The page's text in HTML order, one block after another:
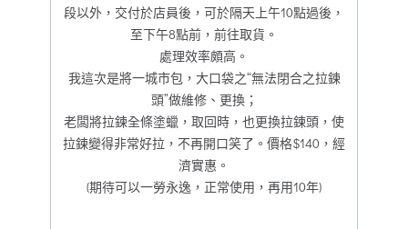
段以外，交付於店員後，可於隔天上午10點過後，
至下午8點前，前往取貨。
處理效率頗高。
我這次是將一城市包，大口袋之“無法閉合之拉鍊
頭”做維修、更換；
老闆將拉鍊全條塗蠟，取回時，也更換拉鍊頭，使
拉鍊變得非常好拉，不再開口笑了。價格$140，經
濟實惠。
(期待可以一勞永逸，正常使用，再用10年)